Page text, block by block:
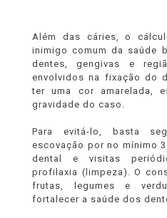
Além das cáries, o
inimigo comum da saúde
dentes, gengivas e
envolvidos na fixação do
ter uma cor amarelada,
gravidade do caso.
Para evitá-lo, basta
escovação por no mínimo
dental e visitas
profilaxia (limpeza). O
frutas, legumes e
fortalecer a saúde dos